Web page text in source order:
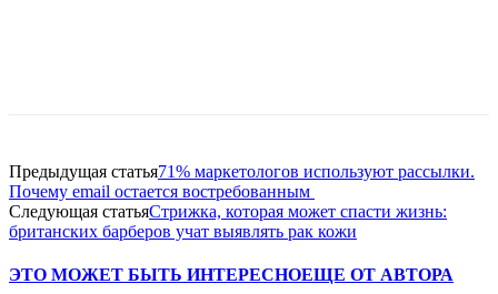
Предыдущая статья71% маркетологов используют рассылки.
Почему email остается востребованным
Следующая статьяСтрижка, которая может спасти жизнь:
британских барберов учат выявлять рак кожи
ЭТО МОЖЕТ БЫТЬ ИНТЕРЕСНОЕЩЕ ОТ АВТОРА